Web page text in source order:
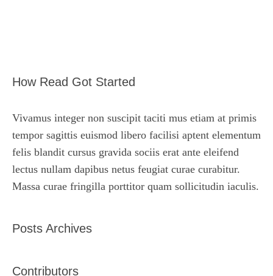
How Read Got Started
Vivamus integer non suscipit taciti mus etiam at primis
tempor sagittis euismod libero facilisi aptent elementum
felis blandit cursus gravida sociis erat ante eleifend
lectus nullam dapibus netus feugiat curae curabitur.
Massa curae fringilla porttitor quam sollicitudin iaculis.
Posts Archives
Contributors